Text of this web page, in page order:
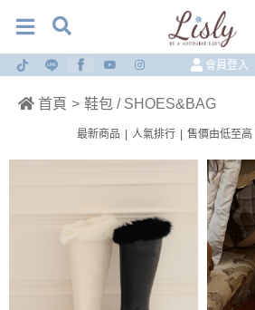
會員登入
首頁 > 鞋包 / SHOES&BAG
最新商品 人氣排行 售價由低至高